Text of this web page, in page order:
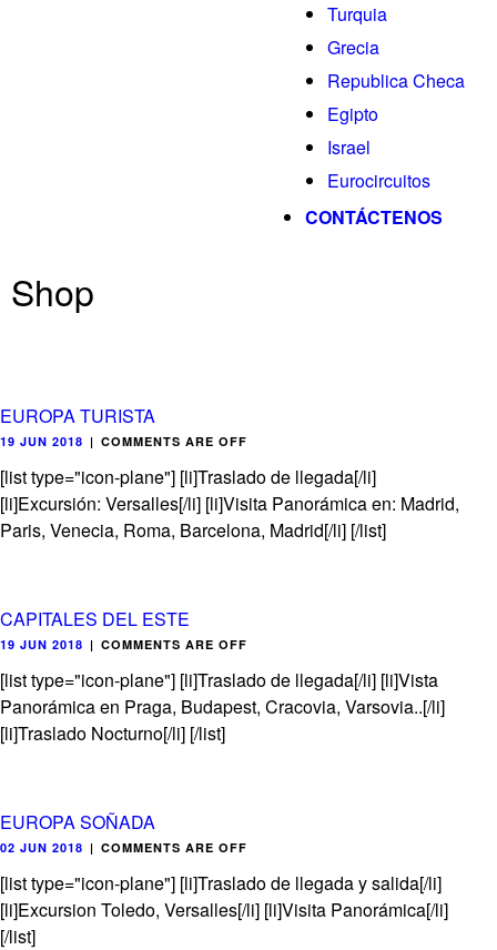
Turquia
Grecia
Republica Checa
Egipto
Israel
Eurocircuitos
CONTÁCTENOS
Shop
EUROPA TURISTA
19 JUN 2018 | COMMENTS ARE OFF
[list type="icon-plane"] [li]Traslado de llegada[/li]
[li]Excursión: Versalles[/li] [li]Visita Panorámica en: Madrid,
Paris, Venecia, Roma, Barcelona, Madrid[/li] [/list]
CAPITALES DEL ESTE
19 JUN 2018 | COMMENTS ARE OFF
[list type="icon-plane"] [li]Traslado de llegada[/li] [li]Vista
Panorámica en Praga, Budapest, Cracovia, Varsovia..[/li]
[li]Traslado Nocturno[/li] [/list]
EUROPA SOÑADA
02 JUN 2018 | COMMENTS ARE OFF
[list type="icon-plane"] [li]Traslado de llegada y salida[/li]
[li]Excursion Toledo, Versalles[/li] [li]Visita Panorámica[/li]
[/list]